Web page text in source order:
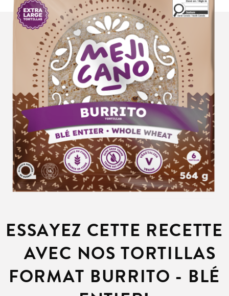
ESSAYEZ CETTE RECETTE
AVEC NOS TORTILLAS
FORMAT BURRITO - BLÉ